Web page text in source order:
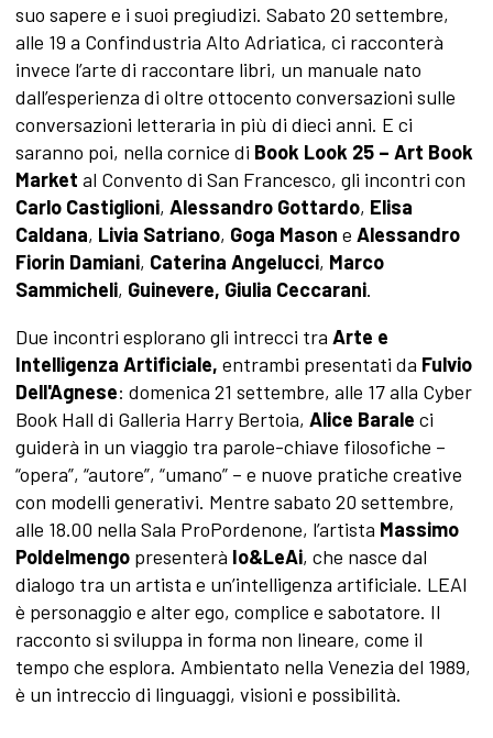
suo sapere e i suoi pregiudizi. Sabato 20 settembre,
alle 19 a Confindustria Alto Adriatica, ci racconterà
invece l’arte di raccontare libri, un manuale nato
dall’esperienza di oltre ottocento conversazioni sulle
conversazioni letteraria in più di dieci anni. E ci
saranno poi, nella cornice di Book Look 25 – Art Book
Market al Convento di San Francesco, gli incontri con
Carlo Castiglioni, Alessandro Gottardo, Elisa
Caldana, Livia Satriano, Goga Mason e Alessandro
Fiorin Damiani, Caterina Angelucci, Marco
Sammicheli, Guinevere, Giulia Ceccarani.
Due incontri esplorano gli intrecci tra Arte e
Intelligenza Artificiale, entrambi presentati da Fulvio
Dell'Agnese: domenica 21 settembre, alle 17 alla Cyber
Book Hall di Galleria Harry Bertoia, Alice Barale ci
guiderà in un viaggio tra parole-chiave filosofiche –
“opera”, “autore”, “umano” – e nuove pratiche creative
con modelli generativi. Mentre sabato 20 settembre,
alle 18.00 nella Sala ProPordenone, l’artista Massimo
Poldelmengopresenterà Io&LeAi, che nasce dal
dialogo tra un artista e un’intelligenza artificiale. LEAI
è personaggio e alter ego, complice e sabotatore. Il
racconto si sviluppa in forma non lineare, come il
tempo che esplora. Ambientato nella Venezia del 1989,
è un intreccio di linguaggi, visioni e possibilità.